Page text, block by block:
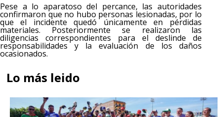
Pese a lo aparatoso del percance, las autoridades
confirmaron que no hubo personas lesionadas, por lo
que el incidente quedó únicamente en pérdidas
materiales. Posteriormente se realizaron las
diligencias correspondientes para el deslinde de
responsabilidades y la evaluación de los daños
ocasionados.
Lo más leido